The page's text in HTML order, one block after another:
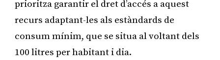
prioritza garantir el dret d’accés a aquest
recurs adaptant-les als estàndards de
consum mínim, que se situa al voltant dels
100 litres per habitant i dia.